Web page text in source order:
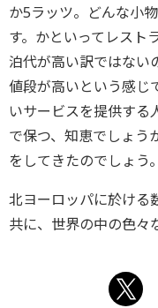
か5ラッツ。どんな小
す。かといってレスト
泊代が高い訳ではない
値段が高いという感じ
いサービスを提供する
で保つ、知恵でしょう
をしてきたのでしょう。
北ヨーロッパに於ける
共に、世界の中の色々